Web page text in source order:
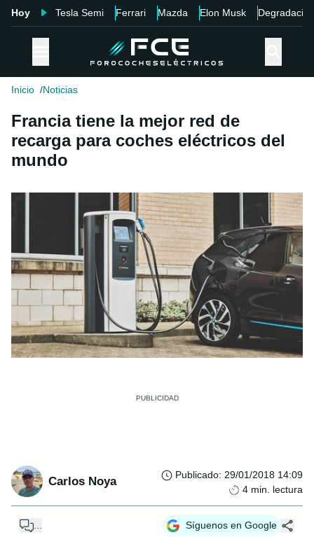
Hoy Tesla Semi Ferrari Mazda Elon Musk Degradación
Inicio Noticias
Francia tiene la mejor red de
recarga para coches eléctricos del
mundo
Carlos Noya Publicado: 29/01/2018 14:09
4 min. lectura
Síguenos en Google